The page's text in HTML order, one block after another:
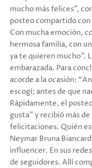
mucho más felices",
posteo compartido
Con mucha emoción,
hermosa familia, con
ya te quieren mucho".
embarazada. Para
acorde a la ocasión:
escogí; antes de que
Rápidamente, el
gusta" y recibió más
felicitaciones. Quién
Neymar Bruna
influencer. En sus
de seguidores. Allí